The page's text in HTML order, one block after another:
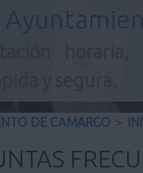
DE CAMARGO >